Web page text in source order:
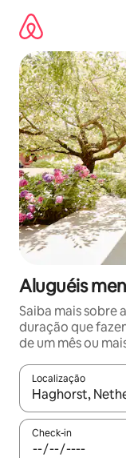
para
conteúdo
Aluguéis
Saiba mais sobre
duração que
de um mês ou
Localização
Quando os
Check-in